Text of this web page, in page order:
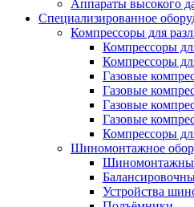
Аппараты высокого
Специализированное
Компрессоры для
Компрессоры
Компрессоры
Газовые
Газовые
Газовые
Газовые
Компрессоры
Шиномонтажное
Устройства